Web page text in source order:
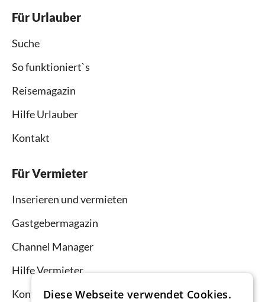
Für Urlauber
Suche
So funktioniert`s
Reisemagazin
Hilfe Urlauber
Kontakt
Für Vermieter
Inserieren und vermieten
Gastgebermagazin
Channel Manager
Hilfe Vermieter
KontaktDiese Webseite verwendet Cookies.